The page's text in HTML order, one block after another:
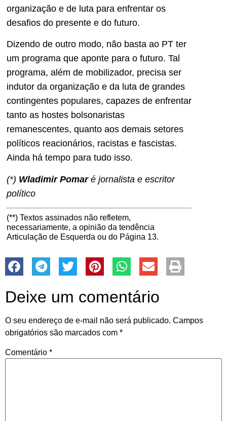
organização e de luta para enfrentar os
desafios do presente e do futuro.
Dizendo de outro modo, não basta ao PT ter
um programa que aponte para o futuro. Tal
programa, além de mobilizador, precisa ser
indutor da organização e da luta de grandes
contingentes populares, capazes de enfrentar
tanto as hostes bolsonaristas
remanescentes, quanto aos demais setores
políticos reacionários, racistas e fascistas.
Ainda há tempo para tudo isso.
(*) Wladimir Pomaré jornalista e escritor
político
(**) Textos assinados não refletem,
necessariamente, a opinião da tendência
Articulação de Esquerda ou do Página 13.
Deixe um comentário
O seu endereço de e-mail não será publicado. Campos
obrigatórios são marcados com *
Comentário *